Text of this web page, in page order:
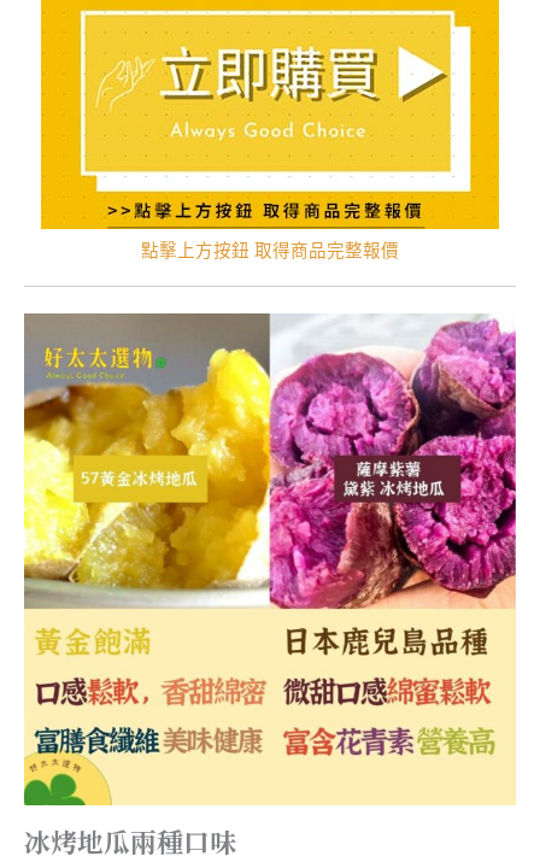
點擊上方按鈕 取得商品完整報價
冰烤地瓜兩種口味